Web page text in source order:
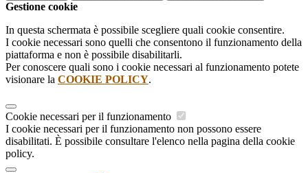
Gestione cookie
In questa schermata è possibile scegliere quali cookie consentire.
I cookie necessari sono quelli che consentono il funzionamento della
piattaforma e non è possibile disabilitarli.
Per conoscere quali sono i cookie necessari al funzionamento potete
visionare la COOKIE POLICY.
Cookie necessari per il funzionamento
I cookie necessari per il funzionamento non possono essere
disabilitati. È possibile consultare l'elenco nella pagina della cookie
policy.